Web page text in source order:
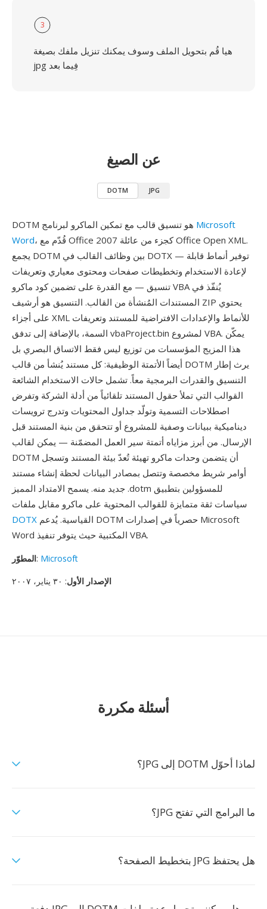
3
هيا قُم بتحويل الملف وسوف يمكنك تنزيل ملفك بصيغة
jpg فِيما بعد
عن الصيغ
DOTM JPG
Microsoft
Word، قُدّم مع Office 2007 كجزء من عائلة Office Open XML.
يجمع DOTM بين وظائف القالب في DOTX — توفير أنماط قابلة
لإعادة الاستخدام وتخطيطات صفحات ومحتوى معياري وتعريفات
تنسيق — مع القدرة على تضمين كود ماكرو VBA يُنفّذ في
المستندات المُنشأة من القالب. التنسيق هو أرشيف ZIP يحتوي
على أجزاء XML للأنماط والإعدادات الافتراضية للمستند وتعريفات
السمة، بالإضافة إلى تدفق vbaProject.bin لمشروع VBA. يمكّن
هذا المزيج المؤسسات من توزيع ليس فقط الاتساق البصري بل
أيضاً الأتمتة الوظيفية: كل مستند يُنشأ من قالب DOTM يرث إطار
التنسيق والقدرات البرمجية معاً. تشمل حالات الاستخدام الشائعة
القوالب التي تملأ حقول المستند تلقائياً من أدلة الشركة وتفرض
اصطلاحات التسمية وتولّد جداول المحتويات وتدرج ترويسات
ديناميكية ببيانات وصفية للمشروع أو تتحقق من بنية المستند قبل
الإرسال. من أبرز مزاياه أتمتة سير العمل المضمّنة — يمكن لقالب
DOTM أن يتضمن وحدات ماكرو تهيئة تُعدّ بيئة المستند وتسجل
أوامر شريط مخصصة وتتصل بمصادر البيانات لحظة إنشاء مستند
جديد منه. يسمح الامتداد المميز .dotm للمسؤولين بتطبيق
سياسات ثقة متمايزة للقوالب المحتوية على ماكرو مقابل ملفات
DOTX
Word المكتبية حيث يتوفر تنفيذ VBA.
المطوّر: Microsoft
الإصدار الأول: ٣٠ يناير، ٢٠٠٧
أسئلة مكررة
لماذا أحوّل DOTM إلى JPG؟
ما البرامج التي تفتح JPG؟
هل يحتفظ JPG بتخطيط الصفحة؟